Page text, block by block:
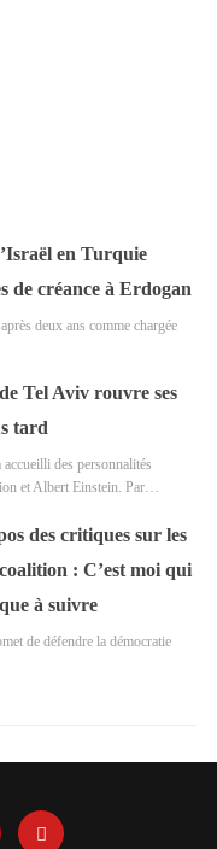
en Turquie
de créance à Erdogan
deux ans comme chargée
Tel Aviv rouvre ses
tard
des personnalités
et Albert Einstein. Par…
des critiques sur les
: C’est moi qui
à suivre
de défendre la démocratie